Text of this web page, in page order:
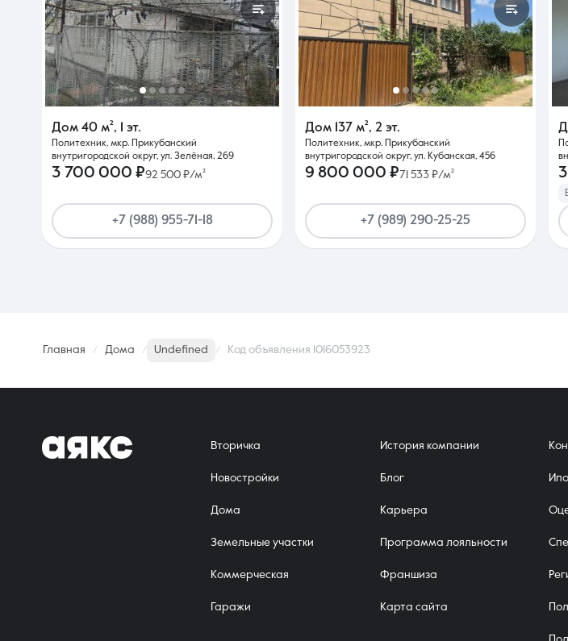
Дом 40 м², 1 эт.
Политехник, мкр. Прикубанский
внутригородской округ, ул. Зелёная, 269
3 700 000 ₽92 500 ₽/м²
+7 (988) 955-71-18
Дом 137 м², 2 эт.
Политехник, мкр. Прикубанский
внутригородской округ, ул. Кубанская, 456
9 800 000 ₽71 533 ₽/м²
+7 (989) 290-25-25
Главная Дома Undefined Код объявления 1016053923
Вторичка
Новостройки
Дома
Земельные участки
Коммерческая
Гаражи
История компании
Блог
Карьера
Программа лояльности
Франшиза
Карта сайта